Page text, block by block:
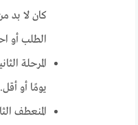
كان لا بد
الطلب أو
يومًا أو أقل.
المنعطف